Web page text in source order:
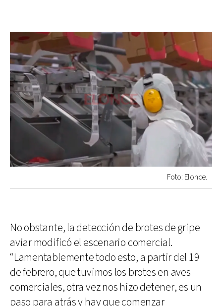
Foto: Elonce.
No obstante, la detección de brotes de gripe
aviar modificó el escenario comercial.
“Lamentablemente todo esto, a partir del 19
de febrero, que tuvimos los brotes en aves
comerciales, otra vez nos hizo detener, es un
paso para atrás y hay que comenzar